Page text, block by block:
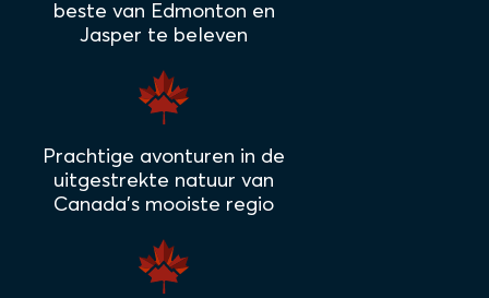
beste van Edmonton en
Jasper te beleven
Prachtige avonturen in de
uitgestrekte natuur van
Canada's mooiste regio